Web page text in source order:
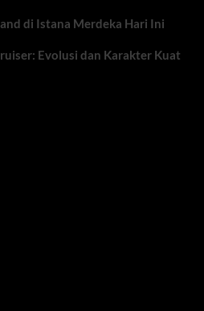
di Istana Merdeka Hari Ini
Evolusi dan Karakter Kuat